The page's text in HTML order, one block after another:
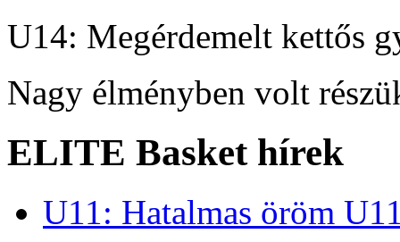
U14: Megérdemelt kettős
Nagy élményben volt
ELITE Basket hírek
U11: Hatalmas öröm